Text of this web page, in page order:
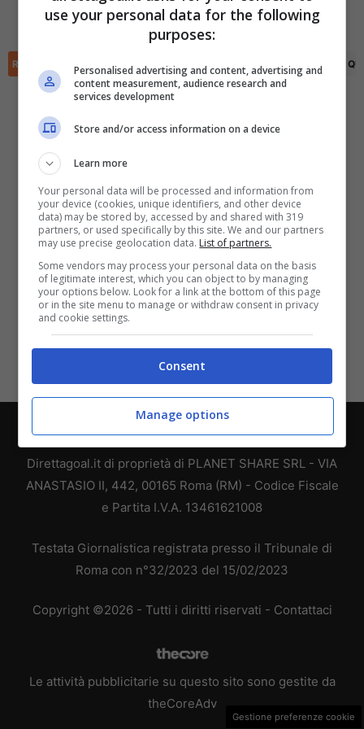
Salah Oulad M'Hand (65')
RIEPILOGO STATISTICHE PRONOSTICI FORMAZIONI CLASSIFICA
Direttagoal.it di proprietà di PLANET SHARE SRL - VIA
ANASTASIO II, 442, 00165 Roma (RM) - Codice Fiscale
e Partita I.V.A. 13461621008
Testata Giornalistica registrata presso il Tribunale di
Roma con n°32/2023 del 15/02/2023
Copyright ©2026 - Tutti i diritti riservati - Contattaci
Le attività pubblicitarie su questo sito sono gestite da
theCoreAdv
Scarica DirettaGoal!
Con i pronostici dei migliori Tipster!
Scarica su Google Play
Gestione preferenze cookie
use your personal data for the following
purposes:
Personalised advertising and content, advertising and
content measurement, audience research and
services development
Store and/or access information on a device
Learn more
Your personal data will be processed and information from
your device (cookies, unique identifiers, and other device
data) may be stored by, accessed by and shared with 319
partners, or used specifically by this site. We and our partners
may use precise geolocation data. List of partners.
Some vendors may process your personal data on the basis
of legitimate interest, which you can object to by managing
your options below. Look for a link at the bottom of this page
or in the site menu to manage or withdraw consent in privacy
and cookie settings.
Consent
Manage options